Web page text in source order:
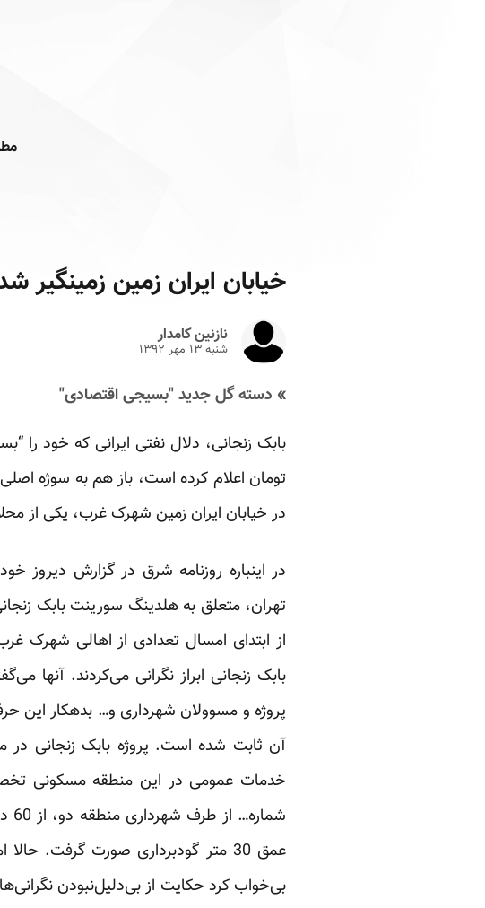
خیابان ایران زمین زمینگیر
نازنین کامدار
شنبه ۱۳ مهر ۱۳۹۲
» دسته گل جدید "بسیجی اقتصادی"
تومان اعلام کرده است، باز هم به سوژه
در خیابان ایران زمین شهرک غرب، یکی از
در اینباره روزنامه شرق در گزارش دیروز
تهران، متعلق به هلدینگ سورینت بابک
از ابتدای امسال تعدادی از اهالی شهرک
بابک زنجانی ابراز نگرانی می‌کردند. آنها
پروژه و مسوولان شهرداری و… بدهکار این
آن ثابت شده است. پروژه بابک زنجانی
خدمات عمومی در این منطقه مسکونی
بی‌خواب کرد حکایت از بی‌دلیل‌نبودن